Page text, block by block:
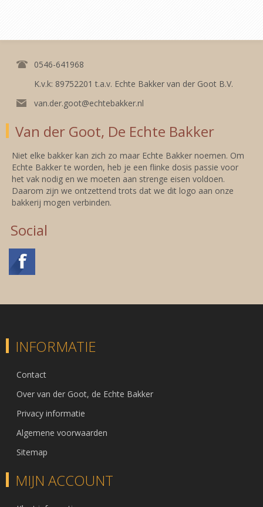
0546-641968
K.v.k: 89752201 t.a.v. Echte Bakker van der Goot B.V.
van.der.goot@echtebakker.nl
Van der Goot, De Echte Bakker
Niet elke bakker kan zich zo maar Echte Bakker noemen. Om
Echte Bakker te worden, heb je een flinke dosis passie voor
het vak nodig en we moeten aan strenge eisen voldoen.
Daarom zijn we ontzettend trots dat we dit logo aan onze
bakkerij mogen verbinden.
Social
INFORMATIE
Contact
Over van der Goot, de Echte Bakker
Privacy informatie
Algemene voorwaarden
Sitemap
MIJN ACCOUNT